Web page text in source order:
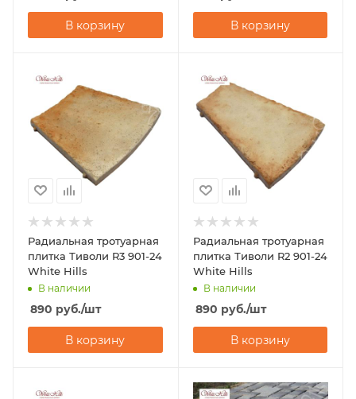
В корзину В корзину
Радиальная тротуарная
плитка Тиволи R3 901-24
White Hills
В наличии
890 руб./шт
В корзину
Радиальная тротуарная
плитка Тиволи R2 901-24
White Hills
В наличии
890 руб./шт
В корзину